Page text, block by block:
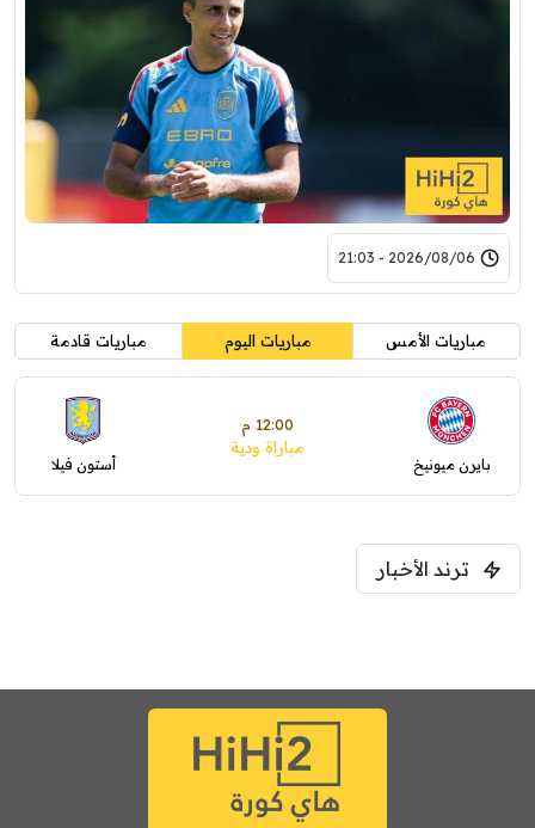
2026/08/06 - 21:03
مباريات الأمس مباريات اليوم مباريات قادمة
بايرن ميونيخ
12:00 م
مباراة ودية
أستون فيلا
ترند الأخبار